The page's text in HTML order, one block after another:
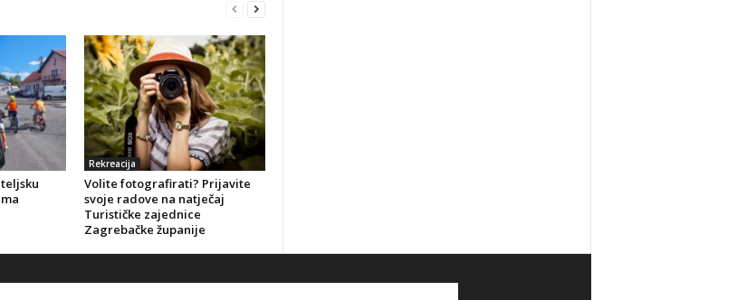
Rekreacija
Volite fotografirati? Prijavite
svoje radove na natječaj
Turističke zajednice
Zagrebačke županije